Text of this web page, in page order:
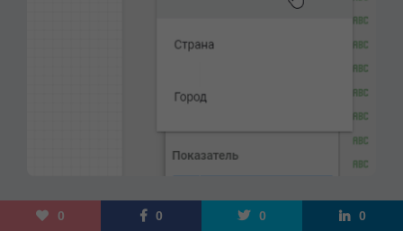
0 0 0 0
Ця опція дозволяє відобразити або приховати
різні рівні інформації.